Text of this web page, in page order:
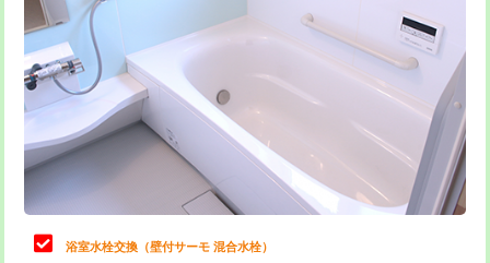
追加トーラー機使用/3m超え
カメラ調査 33,000円
桝清掃 8,800円
止水・漏水調査・防水処理・清掃・修
理・調整・分解・加工など（軽作業）
止水・漏水調査・防水処理・清掃・修
理・調整・分解・加工など（中作業）
22,000円
浴室水栓交換（壁付サーモ 混合水栓）